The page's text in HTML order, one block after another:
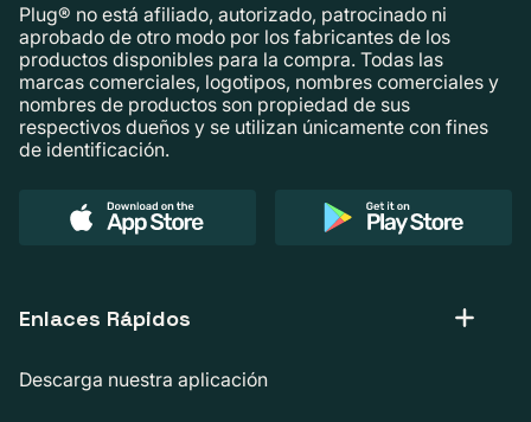
Plug® no está afiliado, autorizado, patrocinado ni
aprobado de otro modo por los fabricantes de los
productos disponibles para la compra. Todas las
marcas comerciales, logotipos, nombres comerciales y
nombres de productos son propiedad de sus
respectivos dueños y se utilizan únicamente con fines
de identificación.
Enlaces Rápidos
Descarga nuestra aplicación